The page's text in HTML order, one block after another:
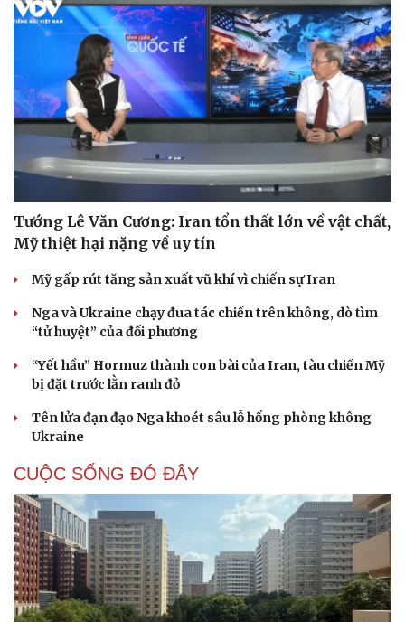
Tướng Lê Văn Cương: Iran tổn thất lớn về vật chất,
Mỹ thiệt hại nặng về uy tín
Mỹ gấp rút tăng sản xuất vũ khí vì chiến sự Iran
Nga và Ukraine chạy đua tác chiến trên không, dò tìm
“tử huyệt” của đối phương
“Yết hầu” Hormuz thành con bài của Iran, tàu chiến Mỹ
bị đặt trước lằn ranh đỏ
Tên lửa đạn đạo Nga khoét sâu lỗ hổng phòng không
Ukraine
CUỘC SỐNG ĐÓ ĐÂY